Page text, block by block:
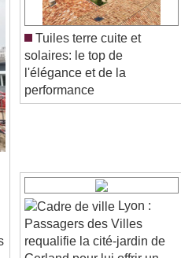
Tuiles terre cuite et
solaires: le top de
l'élégance et de la
performance
Passagers des Villes
requalifie la cité-jardin de
Gerland pour lui offrir un